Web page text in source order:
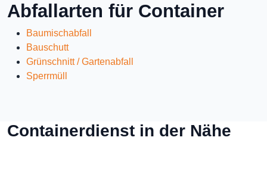
Abfallarten für Container
Baumischabfall
Bauschutt
Grünschnitt / Gartenabfall
Sperrmüll
Containerdienst in der Nähe